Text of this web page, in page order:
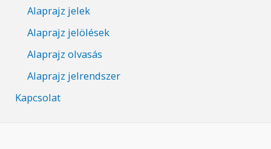
Alaprajz jelek
Alaprajz jelölések
Alaprajz olvasás
Alaprajz jelrendszer
Kapcsolat